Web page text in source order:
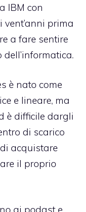
IBM con
vent’anni prima
a fare sentire
è nato come
e lineare, ma
è difficile dargli
di scarico
acquistare
il proprio
ai podast e